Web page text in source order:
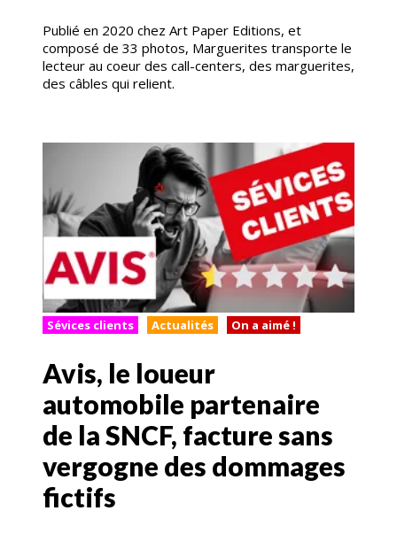
Publié en 2020 chez Art Paper Editions, et
composé de 33 photos, Marguerites transporte le
lecteur au coeur des call-centers, des marguerites,
des câbles qui relient.
Sévices clients Actualités On a aimé !
Avis, le loueur
automobile partenaire
de la SNCF, facture sans
vergogne des dommages
fictifs